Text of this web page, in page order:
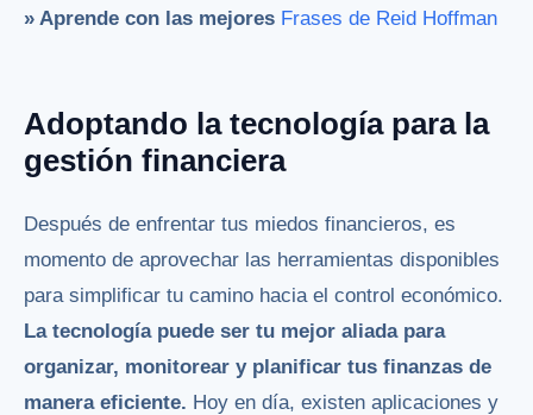
» Aprende con las mejores Frases de Reid Hoffman
Adoptando la tecnología para la
gestión financiera
Después de enfrentar tus miedos financieros, es
momento de aprovechar las herramientas disponibles
para simplificar tu camino hacia el control económico.
La tecnología puede ser tu mejor aliada para
organizar, monitorear y planificar tus finanzas de
manera eficiente. Hoy en día, existen aplicaciones y